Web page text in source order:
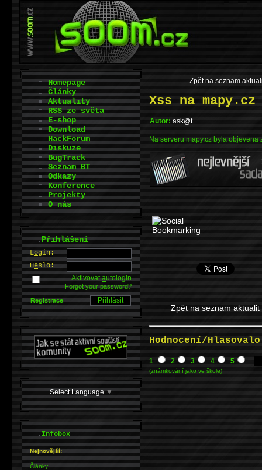
Zpět na seznam
Xss na mapy.cz
Autor: ask@t
Na serveru mapy.cz byla
Zpět na seznam aktualit
Hodnocení/
1 2 3 4 5
(známkování jako ve škole)
Homepage
Články
Aktuality
RSS ze světa
E-shop
Download
HackForum
Diskuze
BugTrack
Seznam BT
Odkazy
Konference
Projekty
O nás
.Přihlášení
Login:
Heslo:
Aktivovatautologin
Forgot your password?
Registrace
Select Language ▼
.Infobox
Nejnovější:
Články: